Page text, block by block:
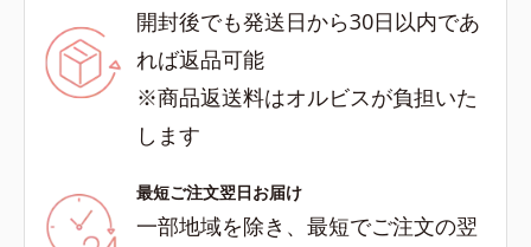
開封後でも発送日から30日以内であ
れば返品可能
※商品返送料はオルビスが負担いた
します
最短ご注文翌日お届け
一部地域を除き、最短でご注文の翌